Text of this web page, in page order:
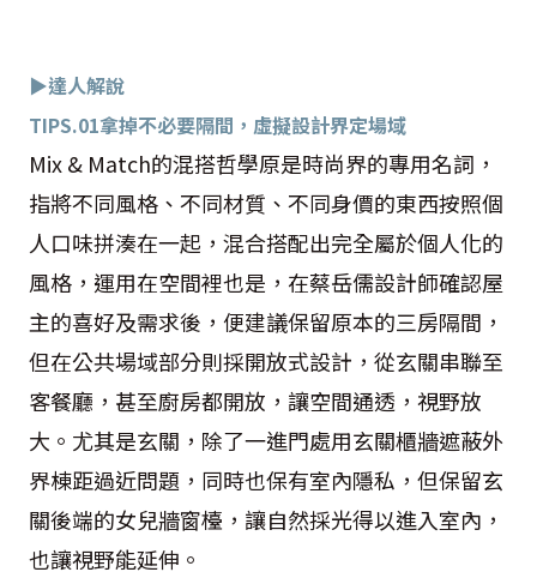
▶達人解說
TIPS.01拿掉不必要隔間，虛擬設計界定場域
Mix & Match的混搭哲學原是時尚界的專用名詞，
指將不同風格、不同材質、不同身價的東西按照個
人口味拼湊在一起，混合搭配出完全屬於個人化的
風格，運用在空間裡也是，在蔡岳儒設計師確認屋
主的喜好及需求後，便建議保留原本的三房隔間，
但在公共場域部分則採開放式設計，從玄關串聯至
客餐廳，甚至廚房都開放，讓空間通透，視野放
大。尤其是玄關，除了一進門處用玄關櫃牆遮蔽外
界棟距過近問題，同時也保有室內隱私，但保留玄
關後端的女兒牆窗檯，讓自然採光得以進入室內，
也讓視野能延伸。